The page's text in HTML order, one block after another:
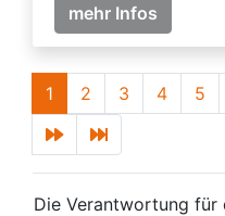
mehr Infos
1 2 3 4 5
Die Verantwortung für